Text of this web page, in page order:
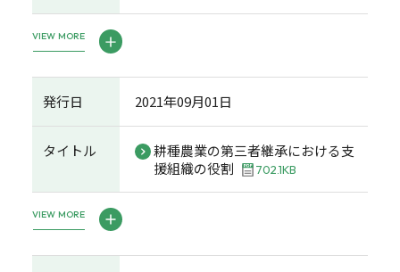
VIEW MORE
発行日 2021年09月01日
タイトル
耕種農業の第三者継承における支
援組織の役割
702.1KB
VIEW MORE